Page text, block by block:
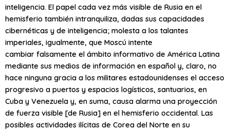
inteligencia. El papel cada vez más visible de Rusia en el
hemisferio también intranquiliza, dadas sus capacidades
cibernéticas y de inteligencia; molesta a los talantes
imperiales, igualmente, que Moscú intente
cambiar falsamente el ámbito informativo de América Latina
mediante sus medios de información en español y, claro, no
hace ninguna gracia a los militares estadounidenses el acceso
progresivo a puertos y espacios logísticos, santuarios, en
Cuba y Venezuela y, en suma, causa alarma una proyección
de fuerza visible [de Rusia] en el hemisferio occidental. Las
posibles actividades ilícitas de Corea del Norte en su